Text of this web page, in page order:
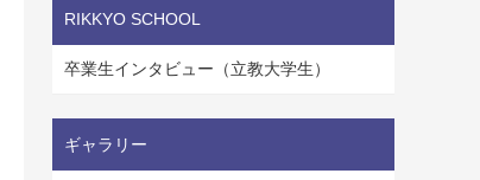
RIKKYO SCHOOL
卒業生インタビュー（立教大学生）
ギャラリー